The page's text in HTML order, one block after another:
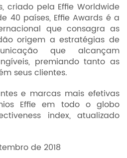
criado pela Effie Worldwide
40 países, Effie Awards é a
que consagra as
origem a estratégias de
que alcançam
premiando tanto as
seus clientes.
e marcas mais efetivas
Effie em todo o globo
index, atualizado
de 2018